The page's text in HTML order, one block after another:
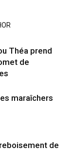
Théa prend
de
maraîchers
de